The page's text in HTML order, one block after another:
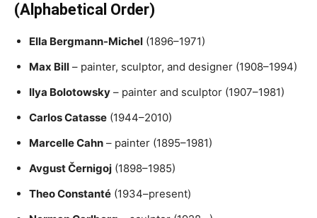
(Alphabetical Order)
Ella Bergmann-Michel (1896–1971)
Max Bill – painter, sculptor, and designer (1908–1994)
Ilya Bolotowsky – painter and sculptor (1907–1981)
Carlos Catasse (1944–2010)
Marcelle Cahn – painter (1895–1981)
Avgust Černigoj (1898–1985)
Theo Constanté (1934–present)